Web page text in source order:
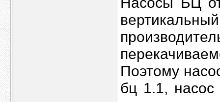
Поэтому
бц 1.1,